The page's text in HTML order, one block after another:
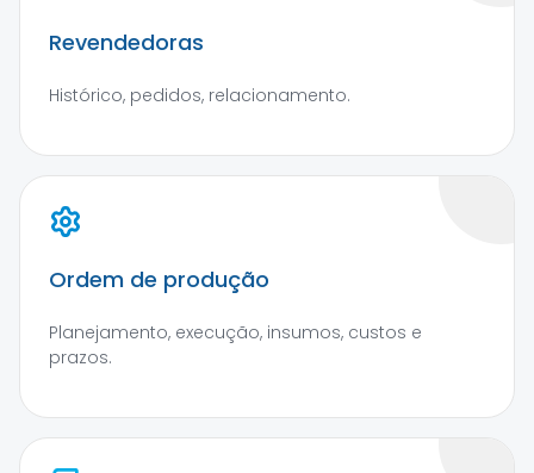
Revendedoras
Histórico, pedidos, relacionamento.
Ordem de produção
Planejamento, execução, insumos, custos e
prazos.